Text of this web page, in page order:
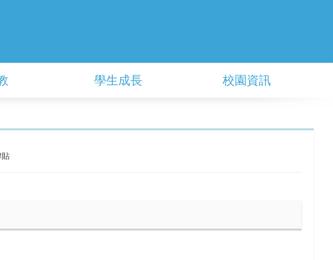
學生成長 校園資訊